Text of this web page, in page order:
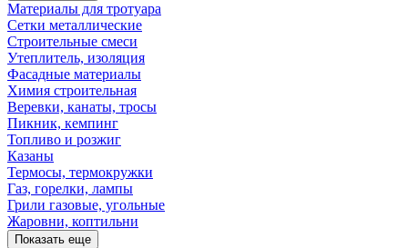
Материалы для тротуара
Сетки металлические
Строительные смеси
Утеплитель, изоляция
Фасадные материалы
Химия строительная
Веревки, канаты, тросы
Пикник, кемпинг
Топливо и розжиг
Казаны
Термосы, термокружки
Газ, горелки, лампы
Грили газовые, угольные
Жаровни, коптильни
Показать еще